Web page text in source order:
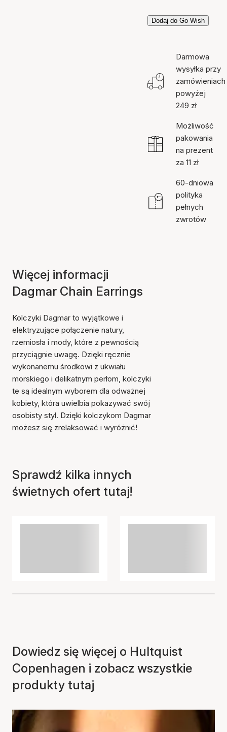
Dodaj do Go Wish
Darmowa
wysyłka przy
zamówieniach
powyżej
249 zł
Możliwość
pakowania
na prezent
za 11 zł
60-dniowa
polityka
pełnych
zwrotów
Więcej informacji
Dagmar Chain Earrings
Kolczyki Dagmar to wyjątkowe i
elektryzujące połączenie natury,
rzemiosła i mody, które z pewnością
przyciągnie uwagę. Dzięki ręcznie
wykonanemu środkowi z ukwiału
morskiego i delikatnym perłom, kolczyki
te są idealnym wyborem dla odważnej
kobiety, która uwielbia pokazywać swój
osobisty styl. Dzięki kolczykom Dagmar
możesz się zrelaksować i wyróżnić!
Sprawdź kilka innych
świetnych ofert tutaj!
Dowiedz się więcej o Hultquist
Copenhagen i zobacz wszystkie
produkty tutaj